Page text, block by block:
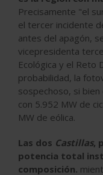
Precisamente "el
el tercer incidente
antes del apagón,
vicepresidenta
Ecológica y el Reto
probabilidad, la
sospechoso, si
con 5.952 MW de
MW de eólica.
Las dos Castillas,
potencia total
composición.